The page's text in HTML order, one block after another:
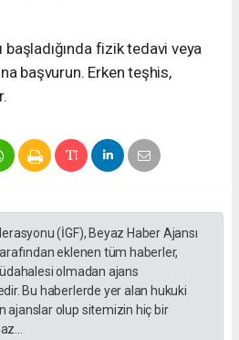
başladığında fizik tedavi veya
başvurun. Erken teşhis,
(İGF), Beyaz Haber Ajansı
eklenen tüm haberler,
olmadan ajans
Bu haberlerde yer alan hukuki
ajanslar olup sitemizin hiç bir